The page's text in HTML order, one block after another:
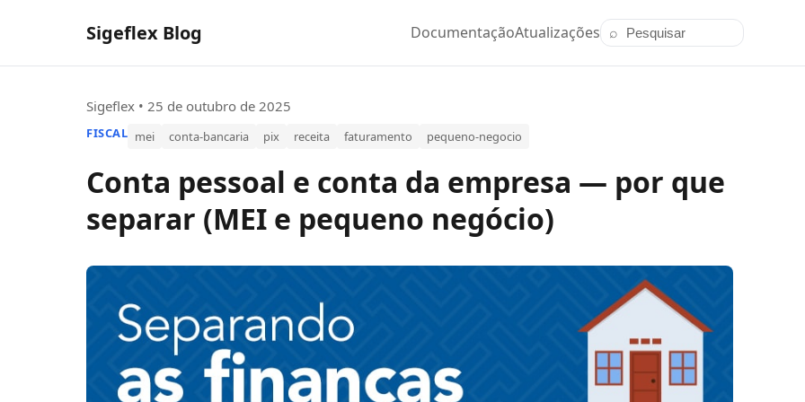
Sigeflex Blog DocumentaçãoAtualizaçõesPesquisar posts
⌕
Sigeflex • 25 de outubro de 2025
FISCAL mei conta-bancaria pix receita faturamento pequeno-negocio
Conta pessoal e conta da empresa — por que
separar (MEI e pequeno negócio)